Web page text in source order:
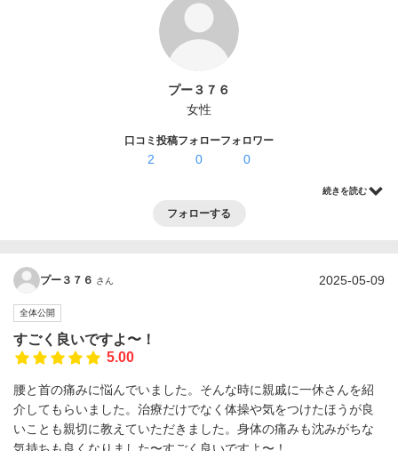
プー３７６
女性
口コミ投稿
2
フォロー
0
フォロワー
0
続きを読む
フォローする
プー３７６ さん 2025-05-09
全体公開
すごく良いですよ〜！
5.00
腰と首の痛みに悩んでいました。そんな時に親戚に一休さんを紹
介してもらいました。治療だけでなく体操や気をつけたほうが良
いことも親切に教えていただきました。身体の痛みも沈みがちな